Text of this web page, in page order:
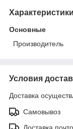
Характеристики
Основные
Производитель
Условия
Доставка
Самовывоз
Доставка